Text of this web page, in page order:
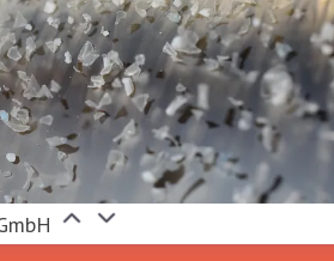
www.veolia.deoder folgen Sie
aufTwitter.